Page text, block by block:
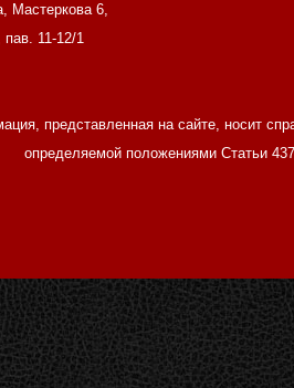
Мастеркова 6,
пав. 11-12/1
представленная на сайте, носит
определяемой положениями Статьи